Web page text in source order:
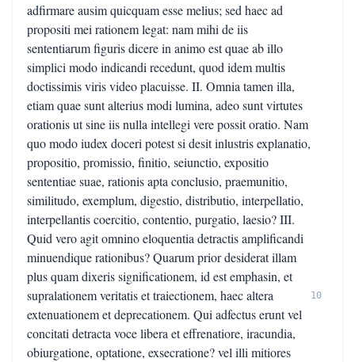
adfirmare ausim quicquam esse melius; sed haec ad
propositi mei rationem legat: nam mihi de iis
sententiarum figuris dicere in animo est quae ab illo
simplici modo indicandi recedunt, quod idem multis
doctissimis viris video placuisse. II. Omnia tamen illa,
etiam quae sunt alterius modi lumina, adeo sunt virtutes
orationis ut sine iis nulla intellegi vere possit oratio. Nam
quo modo iudex doceri potest si desit inlustris explanatio,
propositio, promissio, finitio, seiunctio, expositio
sententiae suae, rationis apta conclusio, praemunitio,
similitudo, exemplum, digestio, distributio, interpellatio,
interpellantis coercitio, contentio, purgatio, laesio? III.
Quid vero agit omnino eloquentia detractis amplificandi
minuendique rationibus? Quarum prior desiderat illam
plus quam dixeris significationem, id est emphasin, et
supralationem veritatis et traiectionem, haec altera
extenuationem et deprecationem. Qui adfectus erunt vel
concitati detracta voce libera et effrenatiore, iracundia,
obiurgatione, optatione, exsecratione? vel illi mitiores
10